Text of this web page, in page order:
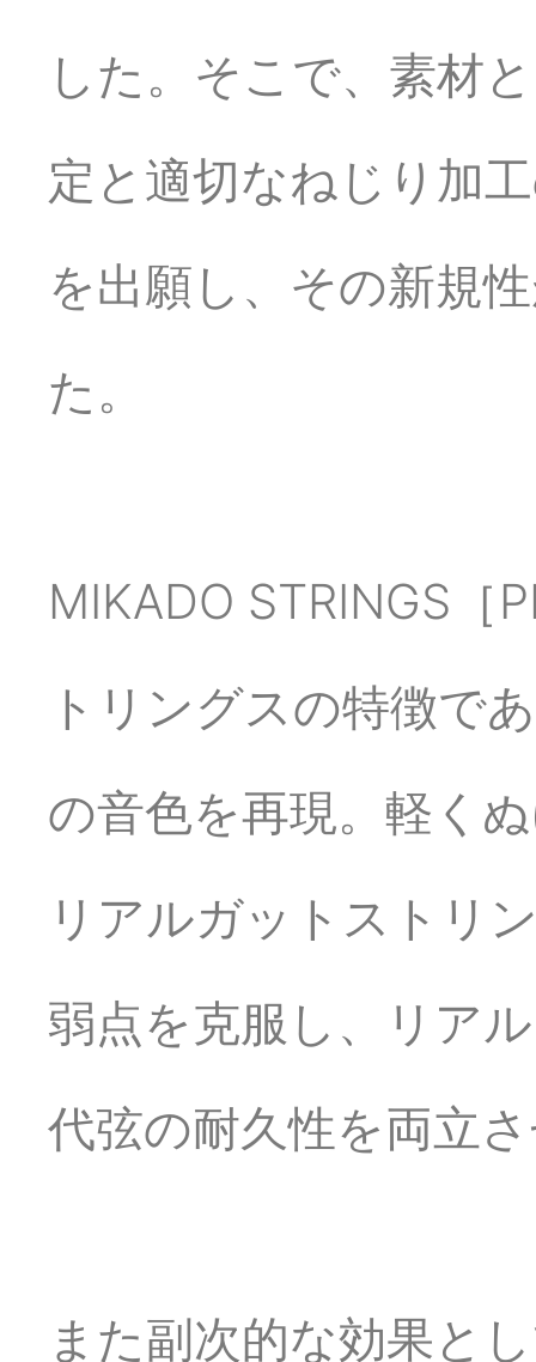
した。そこで、素材
定と適切なねじり加
を出願し、その新規
た。
MIKADO STRINGS［
トリングスの特徴で
の音色を再現。軽く
リアルガットストリ
弱点を克服し、リア
代弦の耐久性を両立
また副次的な効果と